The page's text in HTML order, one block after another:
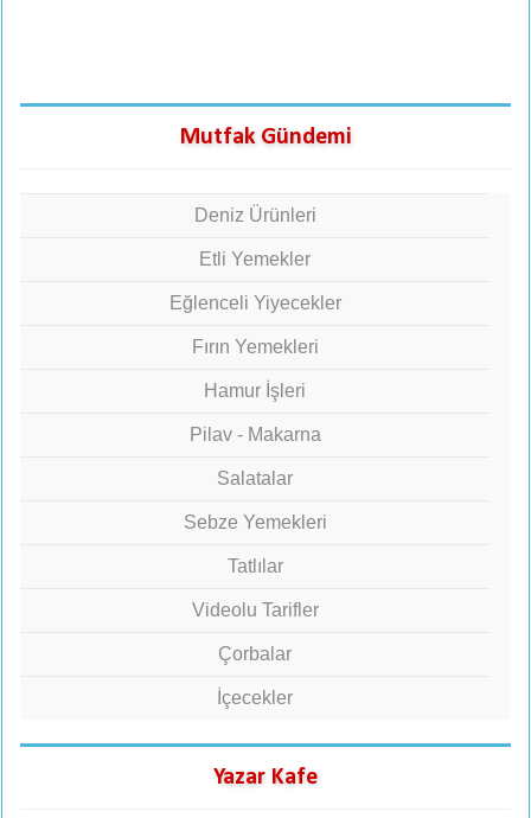
Mutfak Gündemi
Deniz Ürünleri
Etli Yemekler
Eğlenceli Yiyecekler
Fırın Yemekleri
Hamur İşleri
Pilav - Makarna
Salatalar
Sebze Yemekleri
Tatlılar
Videolu Tarifler
Çorbalar
İçecekler
Yazar Kafe